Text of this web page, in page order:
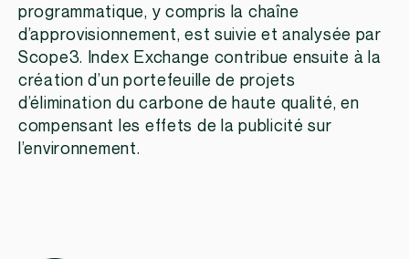
programmatique, y compris la chaîne
d’approvisionnement, est suivie et analysée par
Scope3. Index Exchange contribue ensuite à la
création d’un portefeuille de projets
d’élimination du carbone de haute qualité, en
compensant les effets de la publicité sur
l’environnement.